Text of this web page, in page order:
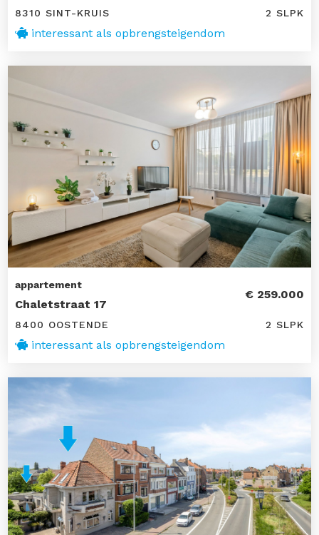
8310 SINT-KRUIS 2 SLPK
interessant als opbrengsteigendom
appartement
Chaletstraat 17
€ 259.000
8400 OOSTENDE 2 SLPK
interessant als opbrengsteigendom